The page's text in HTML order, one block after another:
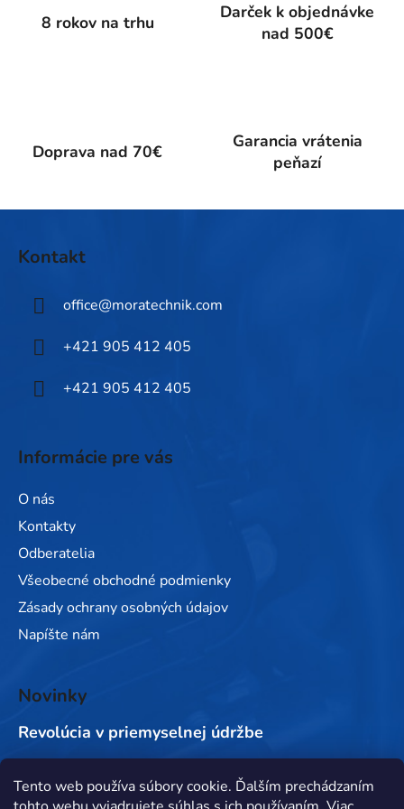
Tento web používa súbory cookie. Ďalším prechádzaním
u
8 rokov na trhu
Darček k objednávke
nad 500€
Doprava nad 70€
Garancia vrátenia
peňazí
Kontakt
office@moratechnik.com
+421 905 412 405
+421 905 412 405
Informácie pre vás
O nás
Kontakty
Odberatelia
Všeobecné obchodné podmienky
Zásady ochrany osobných údajov
Napíšte nám
Novinky
Revolúcia v priemyselnej údržbe
Prijímame online platby